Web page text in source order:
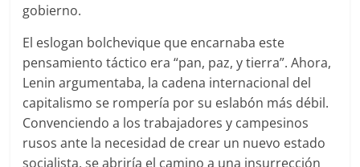
gobierno.
El eslogan bolchevique que encarnaba este
pensamiento táctico era “pan, paz, y tierra”. Ahora,
Lenin argumentaba, la cadena internacional del
capitalismo se rompería por su eslabón más débil.
Convenciendo a los trabajadores y campesinos
rusos ante la necesidad de crear un nuevo estado
socialista, se abriría el camino a una insurrección